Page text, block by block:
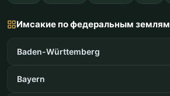
Имсакие по федеральным землям
Baden-Württemberg
Bayern